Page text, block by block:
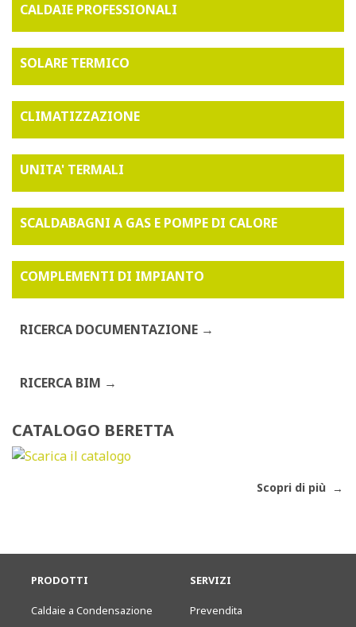
CALDAIE PROFESSIONALI
SOLARE TERMICO
CLIMATIZZAZIONE
UNITA' TERMALI
SCALDABAGNI A GAS E POMPE DI CALORE
COMPLEMENTI DI IMPIANTO
RICERCA DOCUMENTAZIONE
RICERCA BIM
CATALOGO BERETTA
Scopri di più
PRODOTTI
Caldaie a Condensazione
SERVIZI
Prevendita